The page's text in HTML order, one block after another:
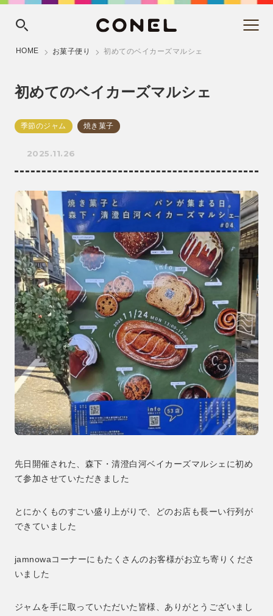
HOME お菓子便り 初めてのベイカーズマルシェ
初めてのベイカーズマルシェ
季節のジャム 焼き菓子
2025.11.26
先日開催された、森下・清澄白河ベイカーズマルシェに初め
て参加させていただきました
とにかくものすごい盛り上がりで、どのお店も長ーい行列が
できていました
jamnowaコーナーにもたくさんのお客様がお立ち寄りくださ
いました
ジャムを手に取っていただいた皆様、ありがとうございまし